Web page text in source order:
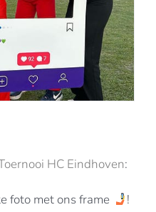
HC Eindhoven:
foto met ons frame
!